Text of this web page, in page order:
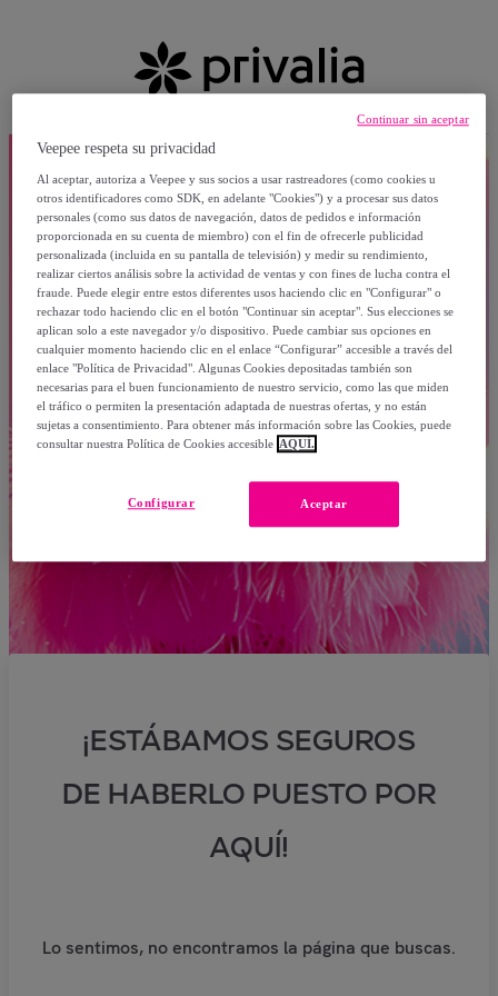
¡ESTÁBAMOS SEGUROS
DE HABERLO PUESTO POR
AQUÍ!
Lo sentimos, no encontramos la página que buscas.
Veepee respeta su privacidad
Al aceptar, autoriza a Veepee y sus socios a usar rastreadores (como cookies u
otros identificadores como SDK, en adelante "Cookies") y a procesar sus datos
personales (como sus datos de navegación, datos de pedidos e información
proporcionada en su cuenta de miembro) con el fin de ofrecerle publicidad
personalizada (incluida en su pantalla de televisión) y medir su rendimiento,
realizar ciertos análisis sobre la actividad de ventas y con fines de lucha contra el
fraude. Puede elegir entre estos diferentes usos haciendo clic en "Configurar" o
rechazar todo haciendo clic en el botón "Continuar sin aceptar". Sus elecciones se
aplican solo a este navegador y/o dispositivo. Puede cambiar sus opciones en
cualquier momento haciendo clic en el enlace “Configurar” accesible a través del
enlace "Política de Privacidad". Algunas Cookies depositadas también son
necesarias para el buen funcionamiento de nuestro servicio, como las que miden
el tráfico o permiten la presentación adaptada de nuestras ofertas, y no están
sujetas a consentimiento. Para obtener más información sobre las Cookies, puede
consultar nuestra Política de Cookies accesible AQUÍ.
Aceptar
Configurar
Continuar sin aceptar